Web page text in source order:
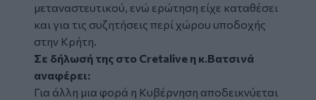
μεταναστευτικού, ενώ ερώτηση είχε καταθέσει
και για τις συζητήσεις περί χώρου υποδοχής
στην Κρήτη.
Σε δήλωσή της στο Cretalive η κ.Βατσινά
αναφέρει:
Για άλλη μια φορά η Κυβέρνηση αποδεικνύεται